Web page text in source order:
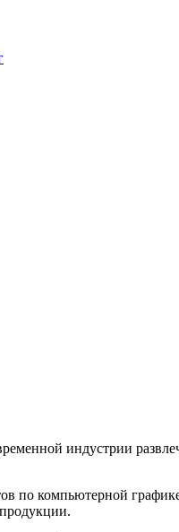
индустрии
по компьютерной